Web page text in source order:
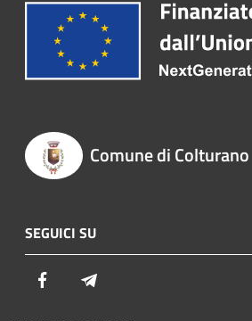
Comune di Colturano
SEGUICI SU
Facebook